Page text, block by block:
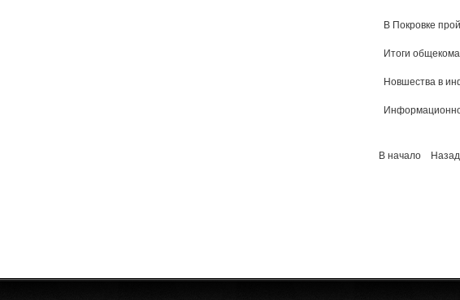
В Покровке
Итоги
Новшества в
В начало Назад